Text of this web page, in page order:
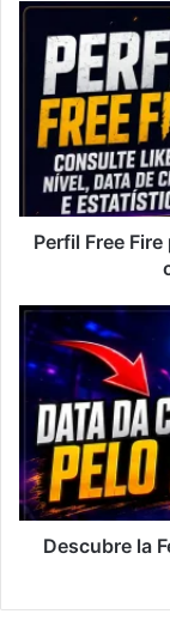
Perfil
Free
Fire
consulta
likes,
nivel,
fecha
de
estadísticas
Perfil Free
Descubre
la
Fecha
Creación
de
tu
Cuenta
Free
FireDescubre la